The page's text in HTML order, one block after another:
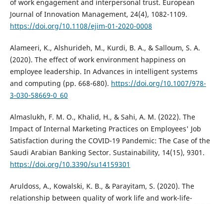
of work engagement and interpersonal trust. European
Journal of Innovation Management, 24(4), 1082-1109.
https://doi.org/10.1108/ejim-01-2020-0008
Alameeri, K., Alshurideh, M., Kurdi, B. A., & Salloum, S. A.
(2020). The effect of work environment happiness on
employee leadership. In Advances in intelligent systems
and computing (pp. 668-680). https://doi.org/10.1007/978-
3-030-58669-0_60
Almaslukh, F. M. O., Khalid, H., & Sahi, A. M. (2022). The
Impact of Internal Marketing Practices on Employees' Job
Satisfaction during the COVID-19 Pandemic: The Case of the
Saudi Arabian Banking Sector. Sustainability, 14(15), 9301.
https://doi.org/10.3390/su14159301
Aruldoss, A., Kowalski, K. B., & Parayitam, S. (2020). The
relationship between quality of work life and work-life-